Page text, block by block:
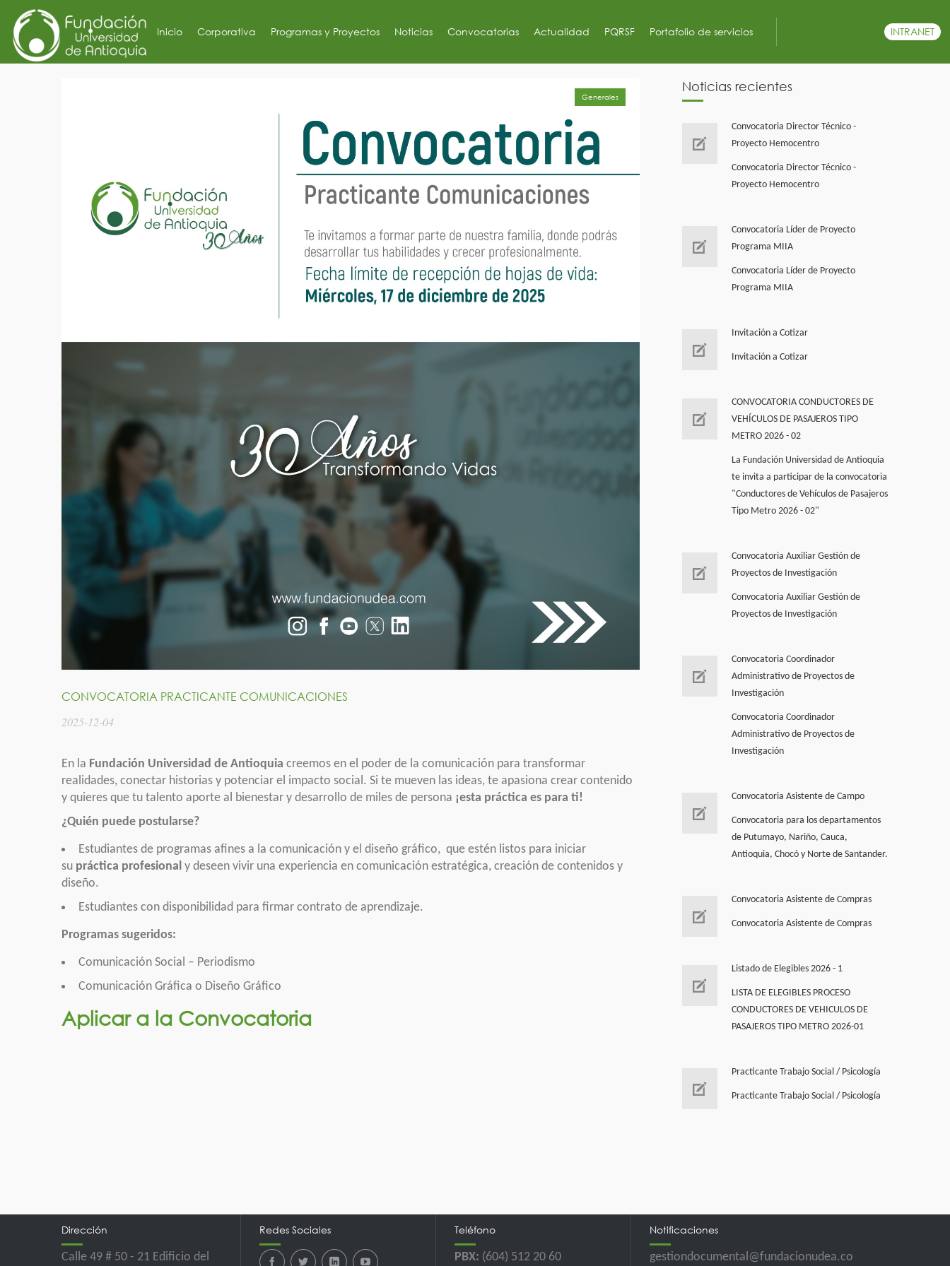
INTRANET
Inicio Corporativa Programas y Proyectos Noticias Convocatorias Actualidad PQRSF Portafolio de servicios
Generales
CONVOCATORIA PRACTICANTE COMUNICACIONES
2025-12-04
En la Fundación Universidad de Antioquia creemos en el poder de la comunicación para transformar
realidades, conectar historias y potenciar el impacto social. Si te mueven las ideas, te apasiona crear contenido
y quieres que tu talento aporte al bienestar y desarrollo de miles de persona ¡esta práctica es para ti!
¿Quién puede postularse?
Estudiantes de programas afines a la comunicación y el diseño gráfico, que estén listos para iniciar
su práctica profesional y deseen vivir una experiencia en comunicación estratégica, creación de contenidos y
diseño.
Estudiantes con disponibilidad para firmar contrato de aprendizaje.
Programas sugeridos:
Comunicación Social – Periodismo
Comunicación Gráfica o Diseño Gráfico
Aplicar a la Convocatoria
Noticias recientes
Convocatoria Director Técnico -
Proyecto Hemocentro
Convocatoria Director Técnico -
Proyecto Hemocentro
Convocatoria Líder de Proyecto
Programa MIIA
Convocatoria Líder de Proyecto
Programa MIIA
Invitación a Cotizar
Invitación a Cotizar
CONVOCATORIA CONDUCTORES DE
VEHÍCULOS DE PASAJEROS TIPO
METRO 2026 - 02
La Fundación Universidad de Antioquia
te invita a participar de la convocatoria
"Conductores de Vehí­culos de Pasajeros
Tipo Metro 2026 - 02"
Convocatoria Auxiliar Gestión de
Proyectos de Investigación
Convocatoria Auxiliar Gestión de
Proyectos de Investigación
Convocatoria Coordinador
Administrativo de Proyectos de
Investigación
Convocatoria Coordinador
Administrativo de Proyectos de
Investigación
Convocatoria Asistente de Campo
Convocatoria para los departamentos
de Putumayo, Nariño, Cauca,
Antioquia, Chocó y Norte de Santander.
Convocatoria Asistente de Compras
Convocatoria Asistente de Compras
Listado de Elegibles 2026 - 1
LISTA DE ELEGIBLES PROCESO
CONDUCTORES DE VEHICULOS DE
PASAJEROS TIPO METRO 2026-01
Practicante Trabajo Social / Psicología
Practicante Trabajo Social / Psicología
Dirección
Calle 49 # 50 - 21 Edificio del
Redes Sociales Teléfono
PBX: (604) 512 20 60
Notificaciones
gestiondocumental@fundacionudea.co